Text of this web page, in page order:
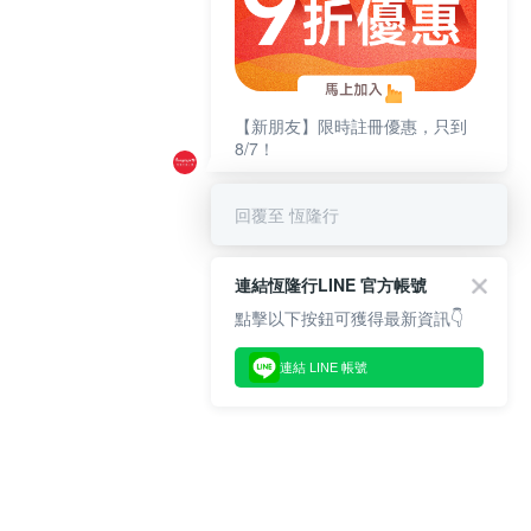
【新朋友】限時註冊優惠，只到
8/7！
回覆至 恆隆行
連結恆隆行LINE 官方帳號
點擊以下按鈕可獲得最新資訊👇
連結 LINE 帳號